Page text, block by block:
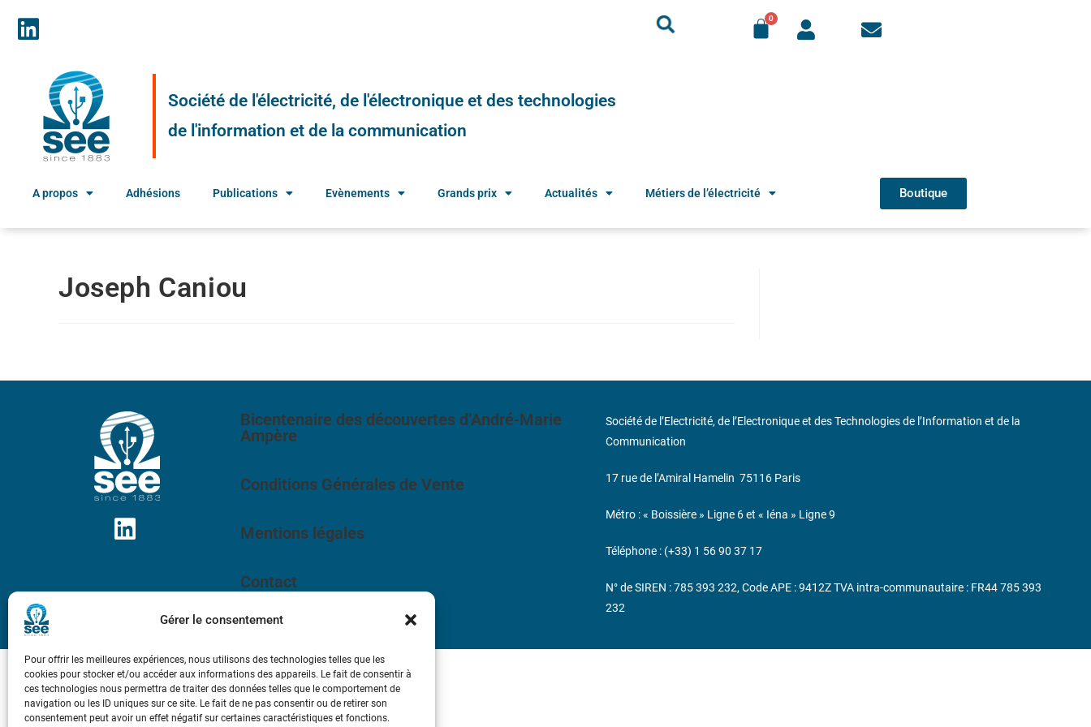
Gérer le consentement
Pour offrir les meilleures expériences, nous utilisons des technologies telles que les
cookies pour stocker et/ou accéder aux informations des appareils. Le fait de consentir à
ces technologies nous permettra de traiter des données telles que le comportement de
navigation ou les ID uniques sur ce site. Le fait de ne pas consentir ou de retirer son
consentement peut avoir un effet négatif sur certaines caractéristiques et fonctions.
Société de l'électricité, de l'électronique et des technologies
de l'information et de la communication
A propos Adhésions Publications Evènements Grands prix Actualités Métiers de l’électricité Boutique
Joseph Caniou
Bicentenaire des découvertes d’André-Marie
Ampère
Conditions Générales de Vente
Mentions légales
Contact
Société de l’Electricité, de l’Electronique et des Technologies de l’Information et de la
Communication
17 rue de l’Amiral Hamelin 75116 Paris
Métro : « Boissière » Ligne 6 et « Iéna » Ligne 9
Téléphone : (+33) 1 56 90 37 17
N° de SIREN : 785 393 232, Code APE : 9412Z TVA intra-communautaire : FR44 785 393
232